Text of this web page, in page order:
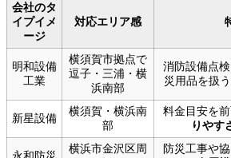
会社のタ
イプイメ
ージ
対応エリア感
明和設備
工業
横須賀市拠点で
逗子・三浦・横
浜南部
消防設備点
災用品を扱
新星設備
横須賀・横浜南
部
料金目安を前
りやす
横浜市金沢区周
防災工事や